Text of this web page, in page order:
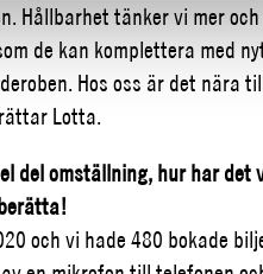
Hållbarhet tänker vi mer
de kan komplettera med
Hos oss är det nära
Lotta.
del omställning, hur har
och vi hade 480 bokade